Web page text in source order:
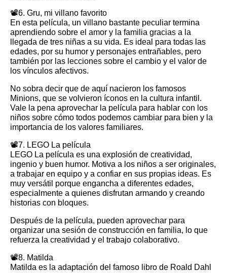
📽️6. Gru, mi villano favorito
En esta película, un villano bastante peculiar termina
aprendiendo sobre el amor y la familia gracias a la
llegada de tres niñas a su vida. Es ideal para todas las
edades, por su humor y personajes entrañables, pero
también por las lecciones sobre el cambio y el valor de
los vínculos afectivos.
No sobra decir que de aquí nacieron los famosos
Minions, que se volvieron íconos en la cultura infantil.
Vale la pena aprovechar la película para hablar con los
niños sobre cómo todos podemos cambiar para bien y la
importancia de los valores familiares.
📽️7. LEGO La película
LEGO La película es una explosión de creatividad,
ingenio y buen humor. Motiva a los niños a ser originales,
a trabajar en equipo y a confiar en sus propias ideas. Es
muy versátil porque engancha a diferentes edades,
especialmente a quienes disfrutan armando y creando
historias con bloques.
Después de la película, pueden aprovechar para
organizar una sesión de construcción en familia, lo que
refuerza la creatividad y el trabajo colaborativo.
📽️8. Matilda
Matilda es la adaptación del famoso libro de Roald Dahl